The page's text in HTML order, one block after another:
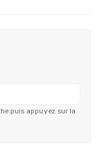
puis appuyez sur la